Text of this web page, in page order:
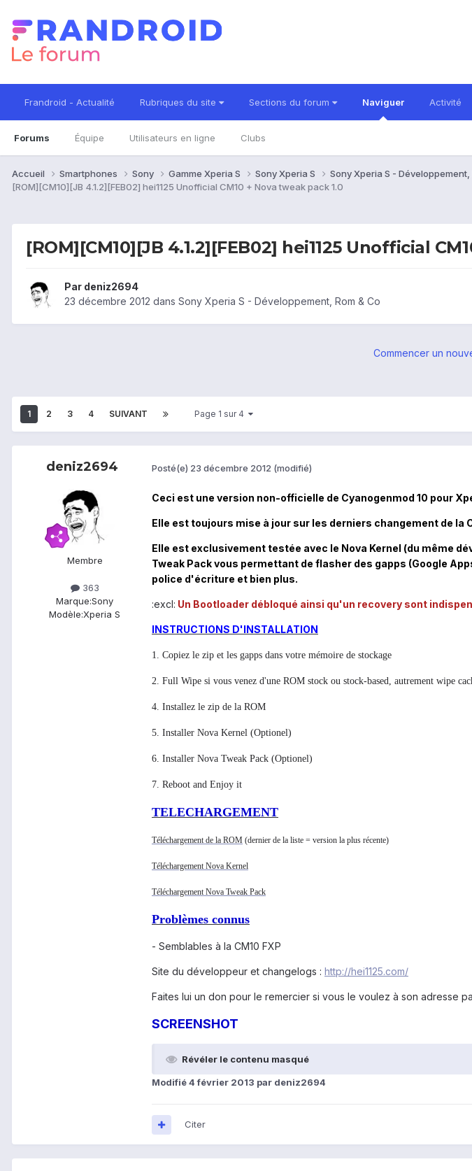
Frandroid - Actualité Rubriques du site Sections du forum Naviguer
Forums Équipe Utilisateurs en ligne Clubs
Activité
Accueil Smartphones Sony Gamme Xperia S Sony Xperia S
Sony Xperia S - Développement,
[ROM][CM10][JB 4.1.2][FEB02] hei1125 Unofficial CM10 + Nova tweak pack 1.0
[ROM][CM10][JB 4.1.2][FEB02] hei1125 Unofficial
Par deniz2694
23 décembre 2012 dans Sony Xperia S - Développement, Rom & Co
Commencer un
1 2 3 4 SUIVANT Page 1 sur 4
deniz2694
Membre
363
Marque:Sony
Modèle:Xperia S
Posté(e) 23 décembre 2012 (modifié)
Ceci est une version non-officielle de Cyanogenmod 10 pour
Elle est toujours mise à jour sur les derniers changement de la
Elle est exclusivement testée avec le Nova Kernel (du même
Tweak Pack vous permettant de flasher des gapps (Google
police d'écriture et bien plus.
:excl: Un Bootloader débloqué ainsi qu'un recovery sont
INSTRUCTIONS D'INSTALLATION
1. Copiez le zip et les gapps dans votre mémoire de stockage
2. Full Wipe si vous venez d'une ROM stock ou stock-based, autrement wipe
4. Installez le zip de la ROM
5. Installer Nova Kernel (Optionel)
6. Installer Nova Tweak Pack (Optionel)
7. Reboot and Enjoy it
TELECHARGEMENT
Téléchargement de la ROM (dernier de la liste = version la plus récente)
Téléchargement Nova Kernel
Téléchargement Nova Tweak Pack
Problèmes connus
- Semblables à la CM10 FXP
Site du développeur et changelogs : http://hei1125.com/
Faites lui un don pour le remercier si vous le voulez à son adresse
SCREENSHOT
Révéler le contenu masqué
Modifié4 février 2013 par deniz2694
Citer